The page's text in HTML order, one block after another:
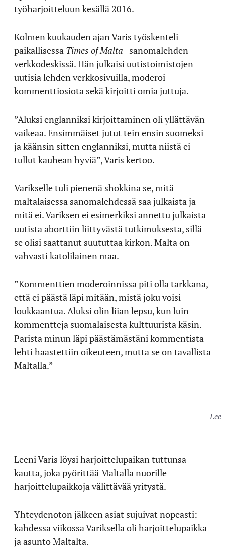
työharjoitteluun kesällä 2016.
Kolmen kuukauden ajan Varis työskenteli
paikallisessa Times of Malta -sanomalehden
verkkodeskissä. Hän julkaisi uutistoimistojen
uutisia lehden verkkosivuilla, moderoi
kommenttiosiota sekä kirjoitti omia juttuja.
”Aluksi englanniksi kirjoittaminen oli yllättävän
vaikeaa. Ensimmäiset jutut tein ensin suomeksi
ja käänsin sitten englanniksi, mutta niistä ei
tullut kauhean hyviä”, Varis kertoo.
Varikselle tuli pienenä shokkina se, mitä
maltalaisessa sanomalehdessä saa julkaista ja
mitä ei. Variksen ei esimerkiksi annettu julkaista
uutista aborttiin liittyvästä tutkimuksesta, sillä
se olisi saattanut suututtaa kirkon. Malta on
vahvasti katolilainen maa.
”Kommenttien moderoinnissa piti olla tarkkana,
että ei päästä läpi mitään, mistä joku voisi
loukkaantua. Aluksi olin liian lepsu, kun luin
kommentteja suomalaisesta kulttuurista käsin.
Parista minun läpi päästämästäni kommentista
lehti haastettiin oikeuteen, mutta se on tavallista
Maltalla.”
Leeni Varis löysi harjoittelupaikan tuttunsa
kautta, joka pyörittää Maltalla nuorille
harjoittelupaikkoja välittävää yritystä.
Yhteydenoton jälkeen asiat sujuivat nopeasti:
kahdessa viikossa Variksella oli harjoittelupaikka
ja asunto Maltalta.